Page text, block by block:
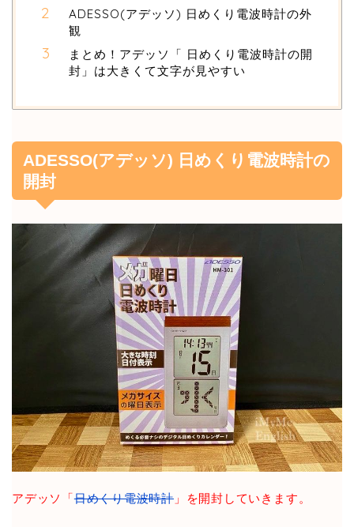
ADESSO(アデッソ) 日めくり電波時計の外
観
まとめ！アデッソ「 日めくり電波時計の開
封」は大きくて文字が見やすい
ADESSO(アデッソ) 日めくり電波時計の
開封
アデッソ「日めくり電波時計」を開封していきます。